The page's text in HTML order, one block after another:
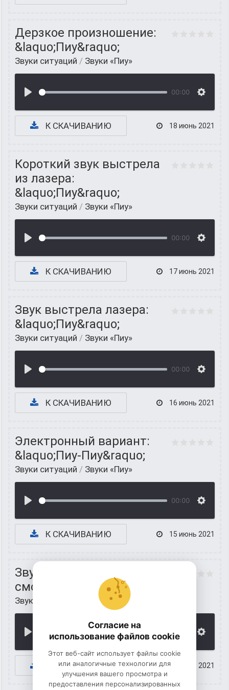
Дерзкое произношение:
&laquo;Пиу&raquo;
Звуки ситуаций / Звуки «Пиу»
00:00
К СКАЧИВАНИЮ 18 июнь 2021
Короткий звук выстрела
из лазера:
&laquo;Пиу&raquo;
Звуки ситуаций / Звуки «Пиу»
00:00
К СКАЧИВАНИЮ 17 июнь 2021
Звук выстрела лазера:
&laquo;Пиу&raquo;
Звуки ситуаций / Звуки «Пиу»
00:00
К СКАЧИВАНИЮ 16 июнь 2021
Электронный вариант:
&laquo;Пиу-Пиу&raquo;
Звуки ситуаций / Звуки «Пиу»
00:00
К СКАЧИВАНИЮ 15 июнь 2021
Звук: &laquo;Пиу&raquo; на
смс
Звуки ситуаций Звуки «Пиу»
00:00
К СКАЧИВАНИЮ 15 июнь 2021
Согласие на
использование файлов cookie
Этот веб-сайт использует файлы cookie
или аналогичные технологии для
улучшения вашего просмотра и
предоставления персонализированных